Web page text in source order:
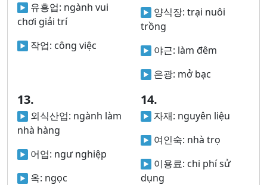
유흥업: ngành vui
chơi giải trí
작업: công việc
양식장: trại nuôi
trồng
야근: làm đêm
은광: mở bạc
13.
외식산업: ngành làm
nhà hàng
어업: ngư nghiệp
옥: ngọc
14.
자재: nguyên liệu
여인숙: nhà trọ
이용료: chi phí sử
dụng